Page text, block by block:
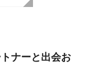
ナーと出会お